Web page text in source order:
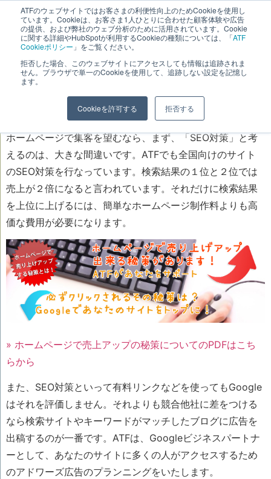
ATFのウェブサイトではお客さまの利便性向上のためCookieを使用し
ています。Cookieは、お客さま1人ひとりに合わせた顧客体験や広告
の提供、および弊社のウェブ分析のために活用されています。Cookie
に関する詳細やHubSpotが利用するCookieの種類については、「ATF
Cookieポリシー 」をご覧ください。
拒否した場合、このウェブサイトにアクセスしても情報は追跡されま
せん。ブラウザで単一のCookieを使用して、追跡しない設定を記憶し
ます。
Cookieを許可する 拒否する
長野県長野市・松本市ウェブ制作事業部 コンサルティングFIRM
スピーディにホームページを
活躍するには？
ホームページで集客を望むなら、まず、「SEO対策」と考
えるのは、大きな間違いです。ATFでも全国向けのサイト
のSEO対策を行なっています。検索結果の１位と２位では
売上が２倍になると言われています。それだけに検索結果
を上位に上げるには、簡単なホームページ制作料よりも高
価な費用が必要になります。
» ホームページで売上アップの秘策についてのPDFはこち
らから
また、SEO対策といって有料リンクなどを使ってもGoogle
はそれを評価しません。それよりも競合他社に差をつける
なら検索サイトやキーワードがマッチしたブログに広告を
出稿するのが一番です。ATFは、Googleビジネスパートナ
ーとして、あなたのサイトに多くの人がアクセスするため
のアドワーズ広告のプランニングをいたします。